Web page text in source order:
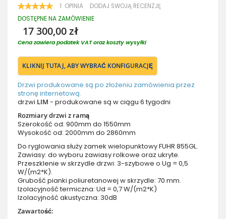
OCENA:
100 100
1 OPINIA DODAJ SWOJĄ RECENZJĘ
DOSTĘPNE NA ZAMÓWIENIE
17 300,00 zł
Cena zawiera podatek VAT oraz koszty wysyłki
KLIKNIJ TUTAJ, ABY WYBRAĆ KONFIGURACJĘ
Drzwi produkowane są po złożeniu zamówienia przez
stronę internetową.
drzwi LIM - produkowane są w ciągu 6 tygodni
Rozmiary drzwi z ramą
Szerokość od: 900mm do 1550mm
Wysokość od: 2000mm do 2860mm
Do ryglowania służy zamek wielopunktowy FUHR 855GL.
Zawiasy: do wyboru zawiasy rolkowe oraz ukryte.
Przeszklenie w skrzydle drzwi: 3-szybowe o Ug = 0,5
W/(m2*K).
Grubość pianki poliuretanowej w skrzydle: 70 mm.
Izolacyjność termiczna: Ud = 0,7 W/(m2*K)
Izolacyjność akustyczna: 30dB
Zawartość: